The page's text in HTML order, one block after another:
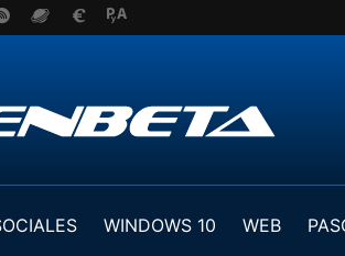
WINDOWS 10 WEB